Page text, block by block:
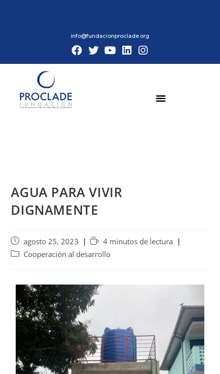
info@fundacionproclade.org
AGUA PARA VIVIR
DIGNAMENTE
agosto 25, 2023
4 minutos de lectura
Cooperación al desarrollo